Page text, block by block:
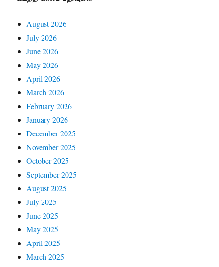
August 2026
July 2026
June 2026
May 2026
April 2026
March 2026
February 2026
January 2026
December 2025
November 2025
October 2025
September 2025
August 2025
July 2025
June 2025
May 2025
April 2025
March 2025